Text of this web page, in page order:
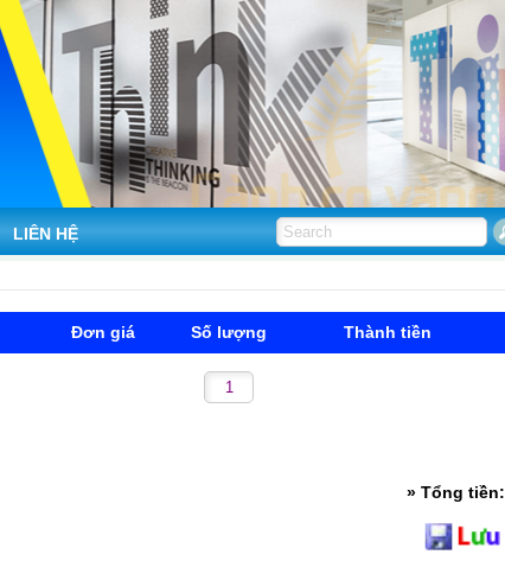
LIÊN HỆ
Đơn giá Số lượng Thành tiền
» Tổng tiền: